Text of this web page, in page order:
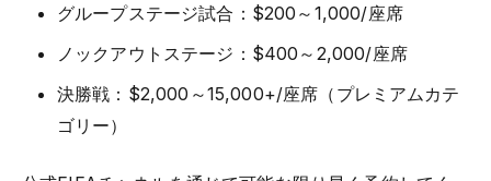
グループステージ試合：$200～1,000/座席
ノックアウトステージ：$400～2,000/座席
決勝戦：$2,000～15,000+/座席（プレミアムカテ
ゴリー）